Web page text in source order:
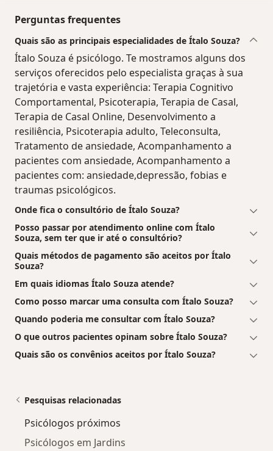
Perguntas frequentes
Quais são as principais especialidades de Ítalo Souza?
Ítalo Souza é psicólogo. Te mostramos alguns dos
serviços oferecidos pelo especialista graças à sua
trajetória e vasta experiência: Terapia Cognitivo
Comportamental, Psicoterapia, Terapia de Casal,
Terapia de Casal Online, Desenvolvimento a
resiliência, Psicoterapia adulto, Teleconsulta,
Tratamento de ansiedade, Acompanhamento a
pacientes com ansiedade, Acompanhamento a
pacientes com: ansiedade,depressão, fobias e
traumas psicológicos.
Onde fica o consultório de Ítalo Souza?
Posso passar por atendimento online com Ítalo
Souza, sem ter que ir até o consultório?
Quais métodos de pagamento são aceitos por Ítalo
Souza?
Em quais idiomas Ítalo Souza atende?
Como posso marcar uma consulta com Ítalo Souza?
Quando poderia me consultar com Ítalo Souza?
O que outros pacientes opinam sobre Ítalo Souza?
Quais são os convênios aceitos por Ítalo Souza?
Pesquisas relacionadas
Psicólogos próximos
Psicólogos em Jardins